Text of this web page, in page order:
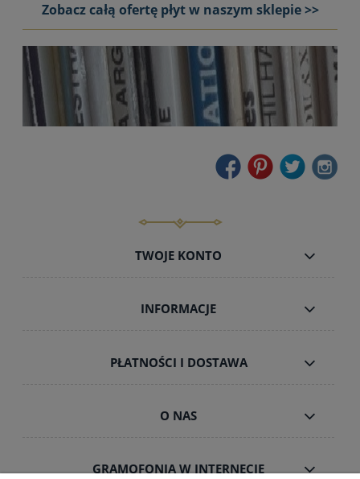
Zobacz całą ofertę płyt w naszym sklepie >>
TWOJE KONTO
INFORMACJE
PŁATNOŚCI I DOSTAWA
O NAS
GRAMOFONIA W INTERNECIE